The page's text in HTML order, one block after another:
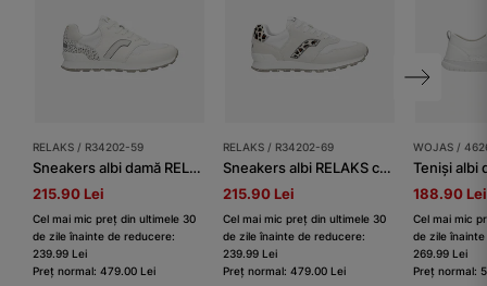
RELAKS / R34202-59
Sneakers albi damă RELAKS cu aplicație în model leopard argintiu
215.90 Lei
Cel mai mic preț din ultimele 30
de zile înainte de reducere:
239.99 Lei
Preț normal: 479.00 Lei
RELAKS / R34202-69
Sneakers albi RELAKS cu elemente imprimeu leopard
215.90 Lei
Cel mai mic preț din ultimele 30
de zile înainte de reducere:
239.99 Lei
Preț normal: 479.00 Lei
WOJAS /
188.90 Lei
Cel mai mic
de zile
269.99 Lei
Preț normal: